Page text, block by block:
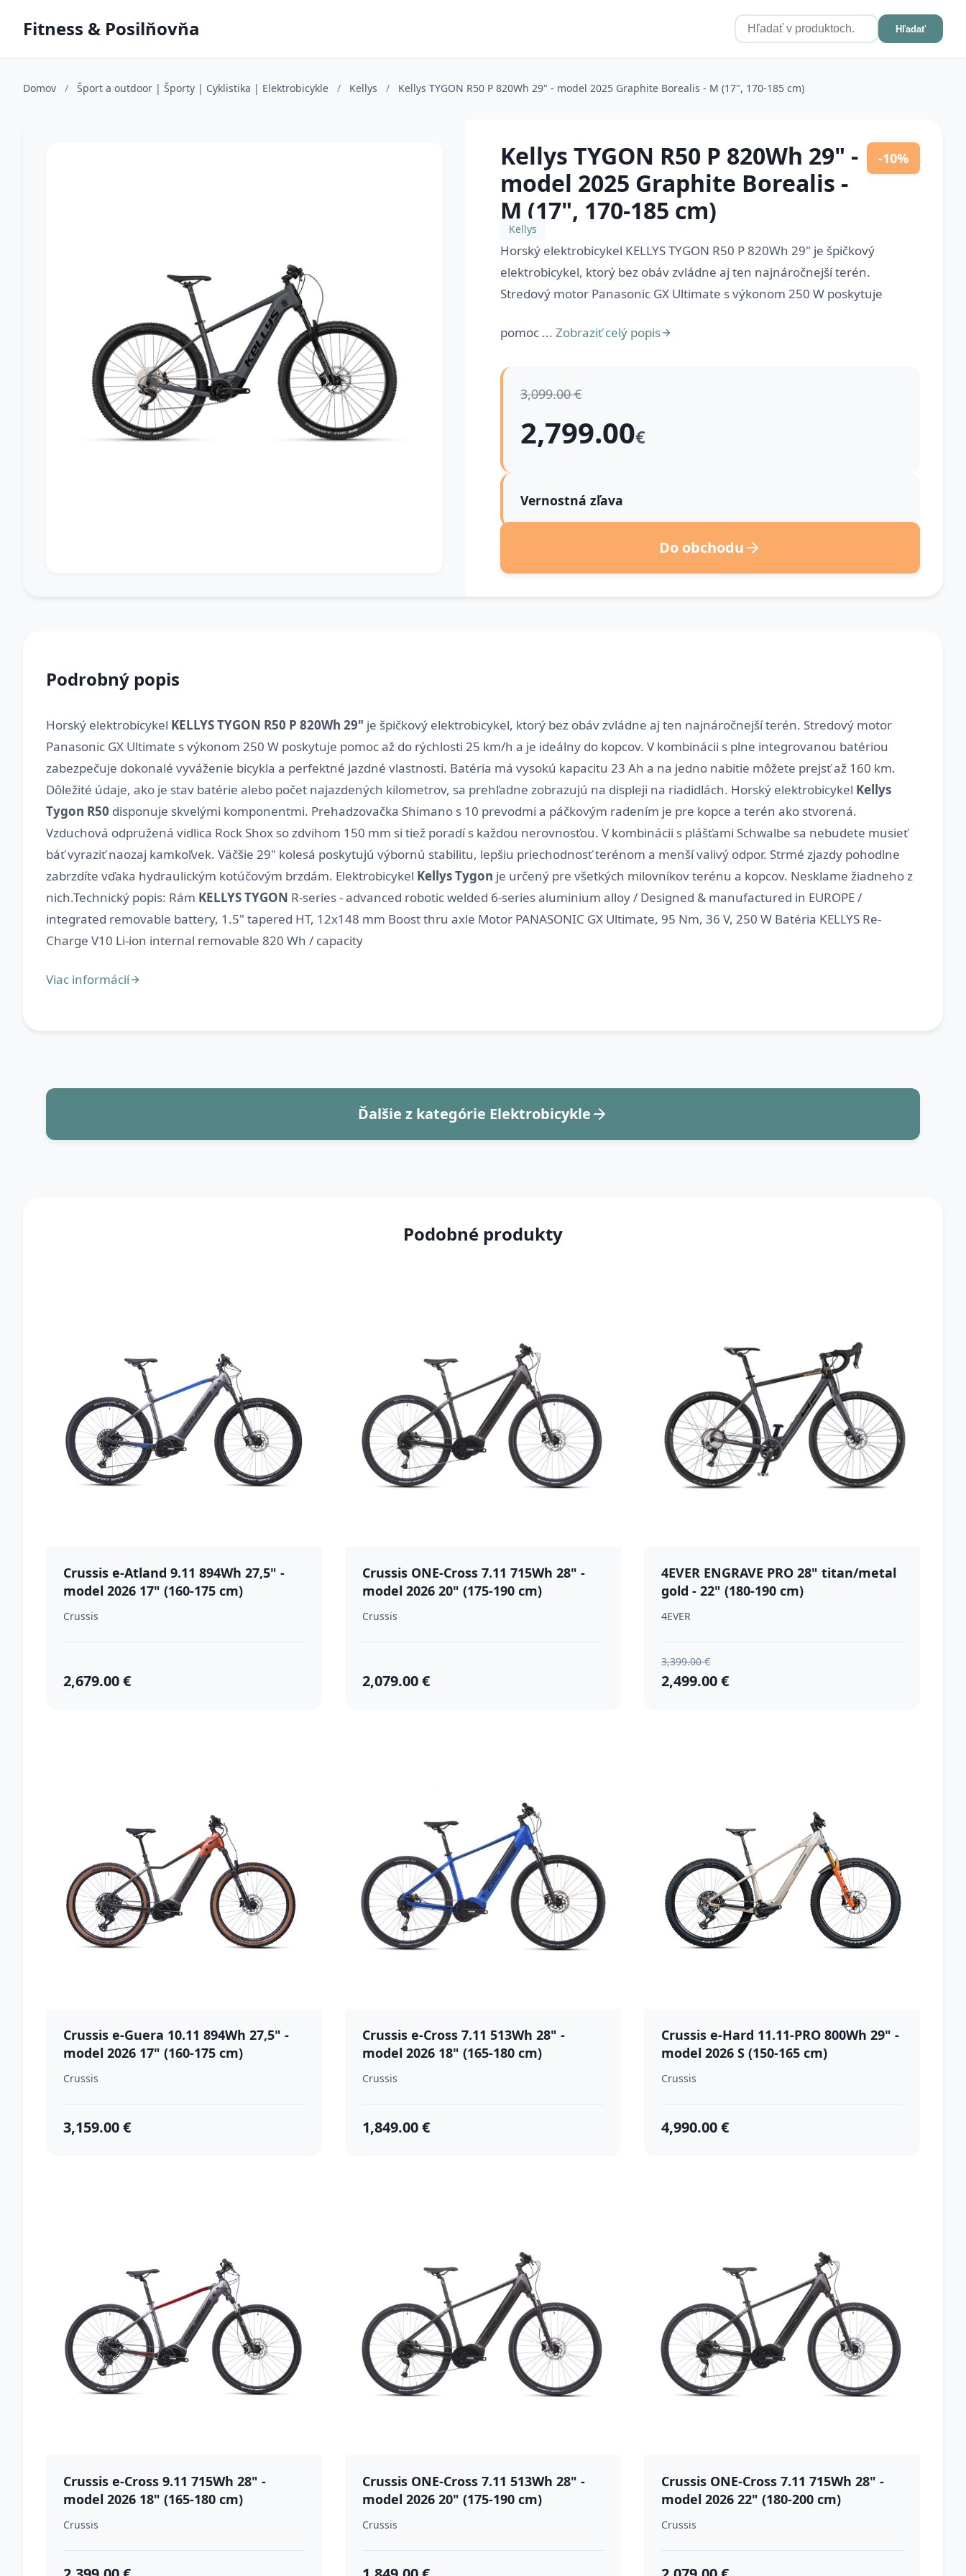
Fitness & Posilňovňa Hľadať
Domov / Šport a outdoor | Športy | Cyklistika | Elektrobicykle / Kellys / Kellys TYGON R50 P 820Wh 29" - model 2025 Graphite Borealis - M (17", 170-185 cm)
Kellys TYGON R50 P 820Wh 29" -
model 2025 Graphite Borealis -
M (17", 170-185 cm)
-10%
Kellys
Horský elektrobicykel KELLYS TYGON R50 P 820Wh 29" je špičkový
elektrobicykel, ktorý bez obáv zvládne aj ten najnáročnejší terén.
Stredový motor Panasonic GX Ultimate s výkonom 250 W poskytuje
pomoc ... Zobraziť celý popis
3,099.00 €
2,799.00€
Vernostná zľava
Do obchodu
Podrobný popis
Horský elektrobicykel KELLYS TYGON R50 P 820Wh 29" je špičkový elektrobicykel, ktorý bez obáv zvládne aj ten najnáročnejší terén. Stredový motor
Panasonic GX Ultimate s výkonom 250 W poskytuje pomoc až do rýchlosti 25 km/h a je ideálny do kopcov. V kombinácii s plne integrovanou batériou
zabezpečuje dokonalé vyváženie bicykla a perfektné jazdné vlastnosti. Batéria má vysokú kapacitu 23 Ah a na jedno nabitie môžete prejsť až 160 km.
Dôležité údaje, ako je stav batérie alebo počet najazdených kilometrov, sa prehľadne zobrazujú na displeji na riadidlách. Horský elektrobicykel Kellys
Tygon R50 disponuje skvelými komponentmi. Prehadzovačka Shimano s 10 prevodmi a páčkovým radením je pre kopce a terén ako stvorená.
Vzduchová odpružená vidlica Rock Shox so zdvihom 150 mm si tiež poradí s každou nerovnosťou. V kombinácii s plášťami Schwalbe sa nebudete musieť
báť vyraziť naozaj kamkoľvek. Väčšie 29" kolesá poskytujú výbornú stabilitu, lepšiu priechodnosť terénom a menší valivý odpor. Strmé zjazdy pohodlne
zabrzdíte vďaka hydraulickým kotúčovým brzdám. Elektrobicykel Kellys Tygon je určený pre všetkých milovníkov terénu a kopcov. Nesklame žiadneho z
nich.Technický popis: Rám KELLYS TYGON R-series - advanced robotic welded 6-series aluminium alloy / Designed & manufactured in EUROPE /
integrated removable battery, 1.5" tapered HT, 12x148 mm Boost thru axle Motor PANASONIC GX Ultimate, 95 Nm, 36 V, 250 W Batéria KELLYS Re-
Ďalšie z kategórie Elektrobicykle
Podobné produkty
Crussis e-Atland 9.11 894Wh 27,5" -
model 2026 17" (160-175 cm)
Crussis
2,679.00 €
Crussis ONE-Cross 7.11 715Wh 28" -
model 2026 20" (175-190 cm)
Crussis
2,079.00 €
4EVER ENGRAVE PRO 28" titan/metal
gold - 22" (180-190 cm)
4EVER
3,399.00 €
2,499.00 €
Crussis e-Guera 10.11 894Wh 27,5" -
model 2026 17" (160-175 cm)
Crussis
3,159.00 €
Crussis e-Cross 7.11 513Wh 28" -
model 2026 18" (165-180 cm)
Crussis
1,849.00 €
Crussis e-Hard 11.11-PRO 800Wh 29" -
model 2026 S (150-165 cm)
Crussis
4,990.00 €
Crussis e-Cross 9.11 715Wh 28" -
model 2026 18" (165-180 cm)
Crussis
Crussis ONE-Cross 7.11 513Wh 28" -
model 2026 20" (175-190 cm)
Crussis
Crussis ONE-Cross 7.11 715Wh 28" -
model 2026 22" (180-200 cm)
Crussis